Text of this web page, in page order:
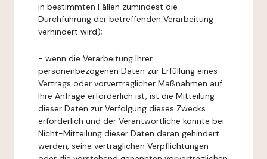
in bestimmten Fällen zumindest die
Durchführung der betreffenden Verarbeitung
verhindert wird);
- wenn die Verarbeitung Ihrer
personenbezogenen Daten zur Erfüllung eines
Vertrags oder vorvertraglicher Maßnahmen auf
Ihre Anfrage erforderlich ist, ist die Mitteilung
dieser Daten zur Verfolgung dieses Zwecks
erforderlich und der Verantwortliche könnte bei
Nicht-Mitteilung dieser Daten daran gehindert
werden, seine vertraglichen Verpflichtungen